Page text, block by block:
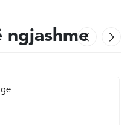
ngjashme